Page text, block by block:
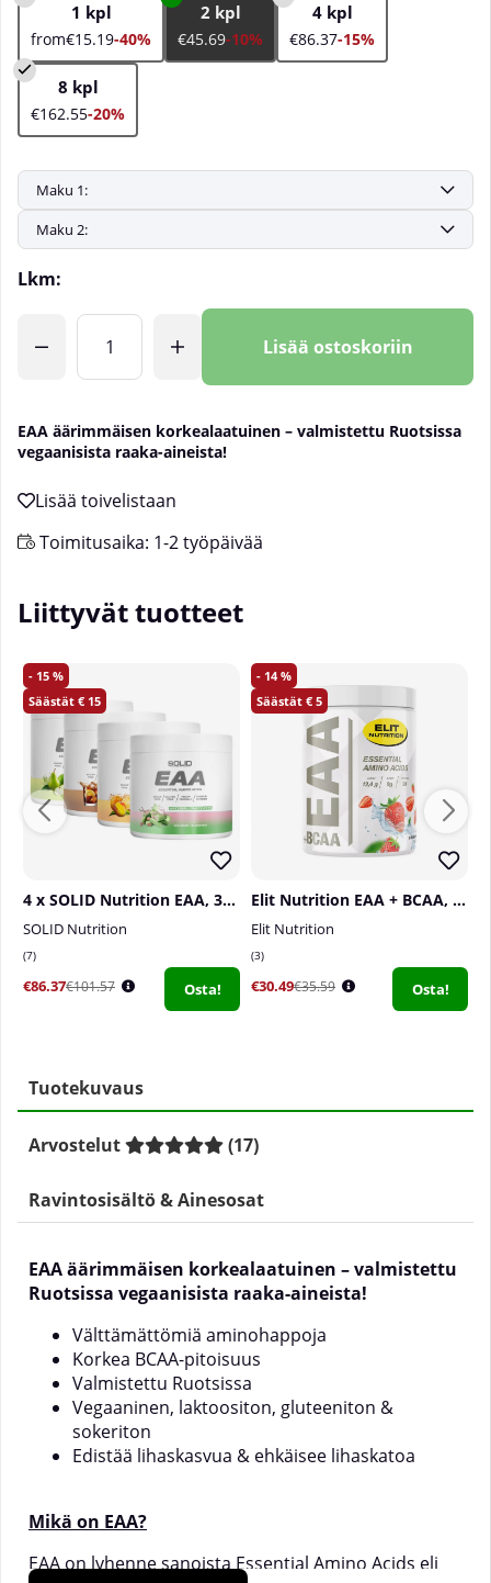
1 kpl
from€15.19-40%
2 kpl
€45.69-10%
4 kpl
€86.37-15%
8 kpl
€162.55-20%
Lkm:
Lisää ostoskoriin
EAA äärimmäisen korkealaatuinen – valmistettu Ruotsissa
vegaanisista raaka-aineista!
Toimitusaika: 1-2 työpäivää
Liittyvät tuotteet
15
15
4 x SOLID Nutrition EAA, 300 g
SOLID Nutrition
7
€86.37€101.57 Osta!
14
5
Elit Nutrition EAA + BCAA, 400 g
Elit Nutrition
3
€30.49€35.59 Osta!
Tuotekuvaus
Arvostelut (17)
Ravintosisältö & Ainesosat
EAA äärimmäisen korkealaatuinen – valmistettu
Ruotsissa vegaanisista raaka-aineista!
Välttämättömiä aminohappoja
Korkea BCAA-pitoisuus
Valmistettu Ruotsissa
Vegaaninen, laktoositon, gluteeniton &
sokeriton
Edistää lihaskasvua & ehkäisee lihaskatoa
Mikä on EAA?
EAA on lyhenne sanoista Essential Amino Acids eli